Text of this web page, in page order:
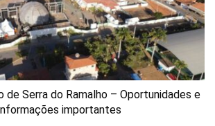
de Serra do Ramalho – Oportunidades e
importantes